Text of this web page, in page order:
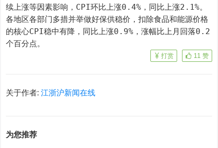
续上涨等因素影响，CPI环比上涨0.4%，同比上涨2.1%。
各地区各部门多措并举做好保供稳价，扣除食品和能源价格
的核心CPI稳中有降，同比上涨0.9%，涨幅比上月回落0.2
个百分点。
11 赞
打赏
关于作者:江浙沪新闻在线
为您推荐